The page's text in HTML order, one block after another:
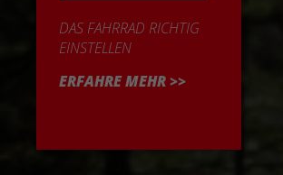
DAS FAHRRAD RICHTIG
EINSTELLEN
ERFAHRE MEHR >>